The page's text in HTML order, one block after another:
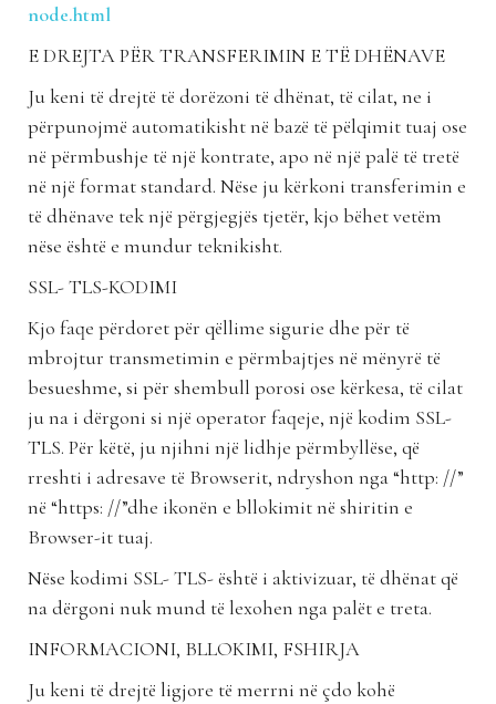
node.html
E DREJTA PËR TRANSFERIMIN E TË DHËNAVE
Ju keni të drejtë të dorëzoni të dhënat, të cilat, ne i
përpunojmë automatikisht në bazë të pëlqimit tuaj ose
në përmbushje të një kontrate, apo në një palë të tretë
në një format standard. Nëse ju kërkoni transferimin e
të dhënave tek një përgjegjës tjetër, kjo bëhet vetëm
nëse është e mundur teknikisht.
SSL- TLS-KODIMI
Kjo faqe përdoret për qëllime sigurie dhe për të
mbrojtur transmetimin e përmbajtjes në mënyrë të
besueshme, si për shembull porosi ose kërkesa, të cilat
ju na i dërgoni si një operator faqeje, një kodim SSL-
TLS. Për këtë, ju njihni një lidhje përmbyllëse, që
rreshti i adresave të Browserit, ndryshon nga “http: //”
në “https: //”dhe ikonën e bllokimit në shiritin e
Browser-it tuaj.
Nëse kodimi SSL- TLS- është i aktivizuar, të dhënat që
na dërgoni nuk mund të lexohen nga palët e treta.
INFORMACIONI, BLLOKIMI, FSHIRJA
Ju keni të drejtë ligjore të merrni në çdo kohë